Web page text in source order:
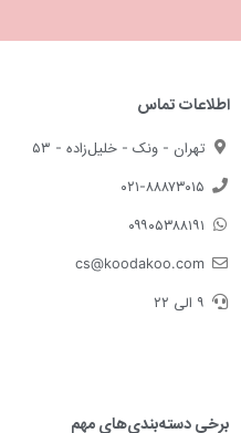
اطلاعات تماس
تهران - ونک - خلیل‌زاده - ۵۳
۰۲۱-۸۸۸۷۳۰۱۵
۰۹۹۰۵۳۸۸۱۹۱
cs@koodakoo.com
۹ الی ۲۲
برخی دسته‌بندی‌های مهم